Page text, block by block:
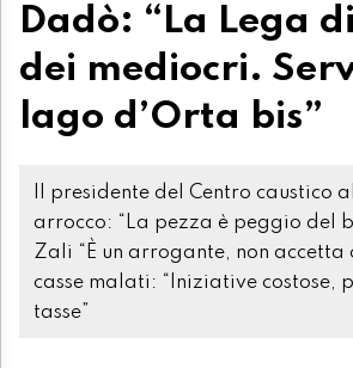
Dadò: “La Lega
dei mediocri.
lago d’Orta bis”
Il presidente del Centro caustico
arrocco: “La pezza è peggio del
Zali “È un arrogante, non accetta
casse malati: “Iniziative costose,
tasse”